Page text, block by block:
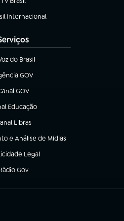
(abre em nova aba)
Internacional
nova aba)
do Brasil
em nova aba)
GOV
em nova aba)
GOV
em nova aba)
Educação
em nova aba)
Libras
em nova aba)
e Análise de Mídias
aba)
Legal
em nova aba)
Gov
em nova aba)